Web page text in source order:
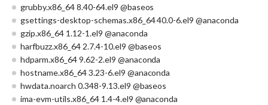
grubby.x86_64 8.40-64.el9 @baseos
gsettings-desktop-schemas.x86_64 40.0-6.el9 @anaconda
gzip.x86_64 1.12-1.el9 @anaconda
harfbuzz.x86_64 2.7.4-10.el9 @baseos
hdparm.x86_64 9.62-2.el9 @anaconda
hostname.x86_64 3.23-6.el9 @anaconda
hwdata.noarch 0.348-9.13.el9 @baseos
ima-evm-utils.x86_64 1.4-4.el9 @anaconda